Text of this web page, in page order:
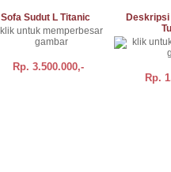
Sofa Sudut L Titanic
Rp. 3.500.000,-
Rp.